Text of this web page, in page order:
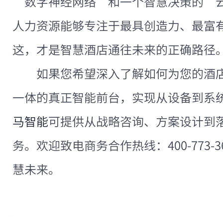
人力资源能够专注于最具创造力、最富
这，才是智慧酒店通往未来的正确路径
如果您希望深入了解如何为您的酒
一体的真正智能前台，实现从设备到系
马智能可提供从战略咨询、方案设计到
务。欢迎致电商务合作热线：400-773-
慧未来。